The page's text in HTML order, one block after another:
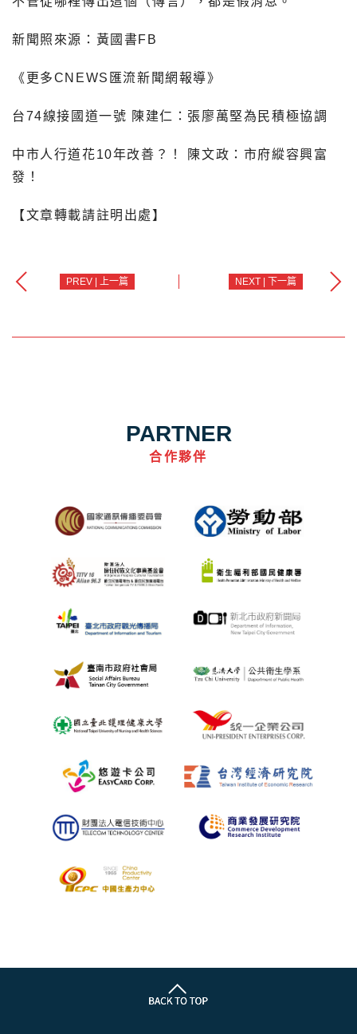
新聞照來源：黃國書FB
《更多CNEWS匯流新聞網報導》
台74線接國道一號 陳建仁：張廖萬堅為民積極協調
中市人行道花10年改善？！ 陳文政：市府縱容興富
發！
【文章轉載請註明出處】
PREV | 上一篇 NEXT | 下一篇
PARTNER
合作夥伴